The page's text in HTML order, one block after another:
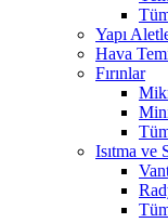
Yapı
Hava
Fırınlar
Isıtma ve